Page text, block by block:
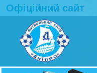
Офіційний сайт